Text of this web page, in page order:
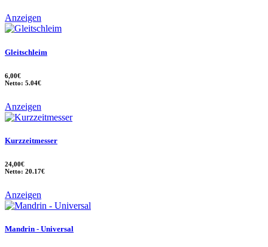
Anzeigen
Gleitschleim
6,00€
Netto: 5.04€
Anzeigen
Kurzzeitmesser
24,00€
Netto: 20.17€
Anzeigen
Mandrin - Universal